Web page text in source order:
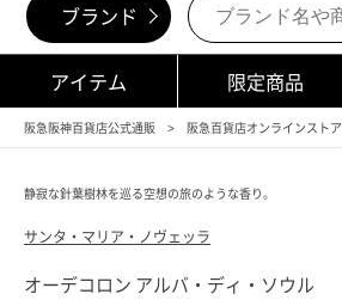
ブランド
アイテム 限定商品
阪急阪神百貨店公式通販 阪急百貨店オンラインストア
静寂な針葉樹林を巡る空想の旅のような香り。
サンタ・マリア・ノヴェッラ
オーデコロン アルバ・ディ・ソウル